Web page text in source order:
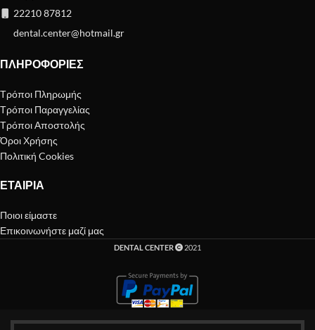
22210 87812
dental.center@hotmail.gr
ΠΛΗΡΟΦΟΡΊΕΣ
Τρόποι Πληρωμής
Τρόποι Παραγγελίας
Τρόποι Αποστολής
Όροι Χρήσης
Πολιτική Cookies
ΕΤΑΙΡΊΑ
Ποιοι είμαστε
Επικοινωνήστε μαζί μας
DENTAL CENTER 2021